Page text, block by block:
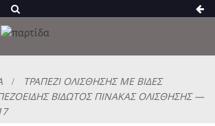
ΤΡΑΠΈΖΙ ΟΛΊΣΘΗΣΗΣ ΜΕ ΒΊΔΕΣ
ΒΙΔΩΤΌΣ ΠΊΝΑΚΑΣ ΟΛΊΣΘΗΣΗΣ —